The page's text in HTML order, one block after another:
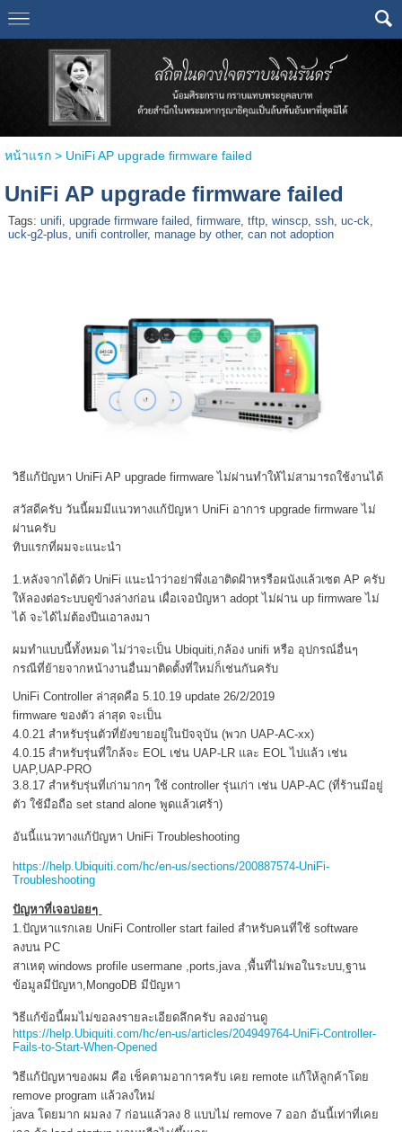
หน้าแรก> UniFi AP upgrade firmware failed
UniFi AP upgrade firmware failed
Tags: unifi, upgrade firmware failed, firmware, tftp, winscp, ssh, uc-ck,
uck-g2-plus, unifi controller, manage by other, can not adoption
วิธีแก้ปัญหา UniFi AP upgrade firmware ไม่ผ่านทำให้ไม่สามารถใช้งานได้
สวัสดีครับ วันนี้ผมมีแนวทางแก้ปัญหา UniFi อาการ upgrade firmware ไม่
ผ่านครับ
ทิบแรกที่ผมจะแนะนำ
1.หลังจากได้ตัว UniFi แนะนำว่าอย่าพึ่งเอาติดฝ้าหรรือผนังแล้วเซต AP ครับ
ให้ลองต่อระบบดูข้างล่างก่อน เผื่อเจอปํญหา adopt ไม่ผ่าน up firmware ไม่
ได้ จะได้ไม่ต้องปีนเอาลงมา
ผมทำแบบนี้ทั้งหมด ไม่ว่าจะเป็น Ubiquiti,กล้อง unifi หรือ อุปกรณ์อื่นๆ
กรณีที่ย้ายจากหน้างานอื่นมาติดตั้งที่ใหม่ก็เช่นกันครับ
UniFi Controller ล่าสุดคือ 5.10.19 update 26/2/2019
firmware ของตัว ล่าสุด จะเป็น
4.0.21 สำหรับรุ่นตัวที่ยังขายอยู่ในปัจจุบัน (พวก UAP-AC-xx)
4.0.15 สำหรับรุ่นที่ใกล้จะ EOL เช่น UAP-LR และ EOL ไปแล้ว เช่น
UAP,UAP-PRO
3.8.17 สำหรับรุ่นที่เก่ามากๆ ใช้ controller รุ่นเก่า เช่น UAP-AC (ที่ร้านมีอยู่
ตัว ใช้มือถือ set stand alone พูดแล้วเศร้า)
อันนี้แนวทางแก้ปัญหา UniFi Troubleshooting
https://help.Ubiquiti.com/hc/en-us/sections/200887574-UniFi-
Troubleshooting
ปัญหาที่เจอบ่อยๆ
1.ปัญหาแรกเลย UniFi Controller start failed สำหรับคนที่ใช้ software
ลงบน PC
สาเหตุ windows profile usermane ,ports,java ,พื้นที่ไม่พอในระบบ,ฐาน
ข้อมูลมีปัญหา,MongoDB มีปัญหา
วิธีแก้ข้อนี้ผมไม่ขอลงรายละเอียดลึกครับ ลองอ่านดู
https://help.Ubiquiti.com/hc/en-us/articles/204949764-UniFi-Controller-
Fails-to-Start-When-Opened
วิธีแก้ปัญหาของผม คือ เช็คตามอาการครับ เคย remote แก้ให้ลูกค้าโดย
remove program แล้วลงใหม่
่java โดยมาก ผมลง 7 ก่อนแล้วลง 8 แบบไม่ remove 7 ออก อันนี้เท่าที่เคย